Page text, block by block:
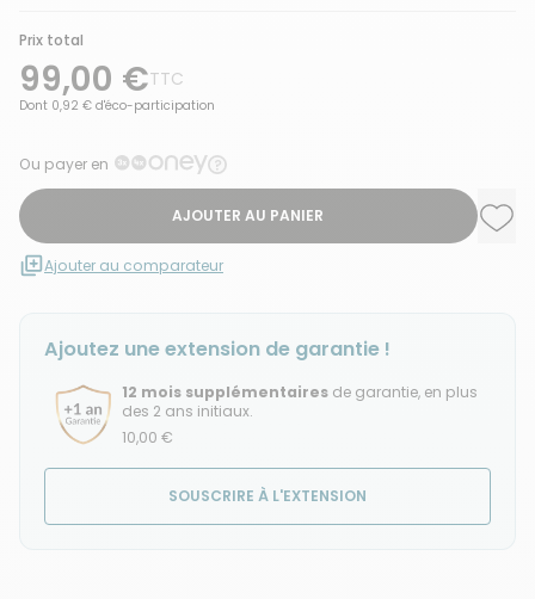
Prix total
99,00 €TTC
Dont 0,92 € d'éco-participation
Ou payer en
AJOUTER AU PANIER
Ajouter au comparateur
Ajoutez une extension de garantie !
12 mois supplémentaires de garantie, en plus
des 2 ans initiaux.
10,00 €
SOUSCRIRE À L'EXTENSION